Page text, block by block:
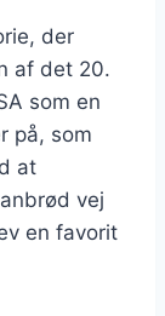
der
af det 20.
som en
på, som
at
vej
en favorit